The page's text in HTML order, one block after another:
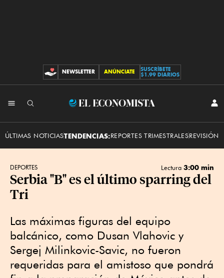
CONTRIBUCIONES
NEWSLETTER ANÚNCIATE
SUSCRÍBETE
$1.99 DIARIOS
El
ÚLTIMAS NOTICIASTENDENCIAS:REPORTES TRIMESTRALESREVISIÓN
DEPORTES Lectura 3:00 min
Serbia "B" es el último sparring del
Tri
Las máximas figuras del equipo
balcánico, como Dusan Vlahovic y
Sergej Milinkovic-Savic, no fueron
requeridas para el amistoso que pondrá